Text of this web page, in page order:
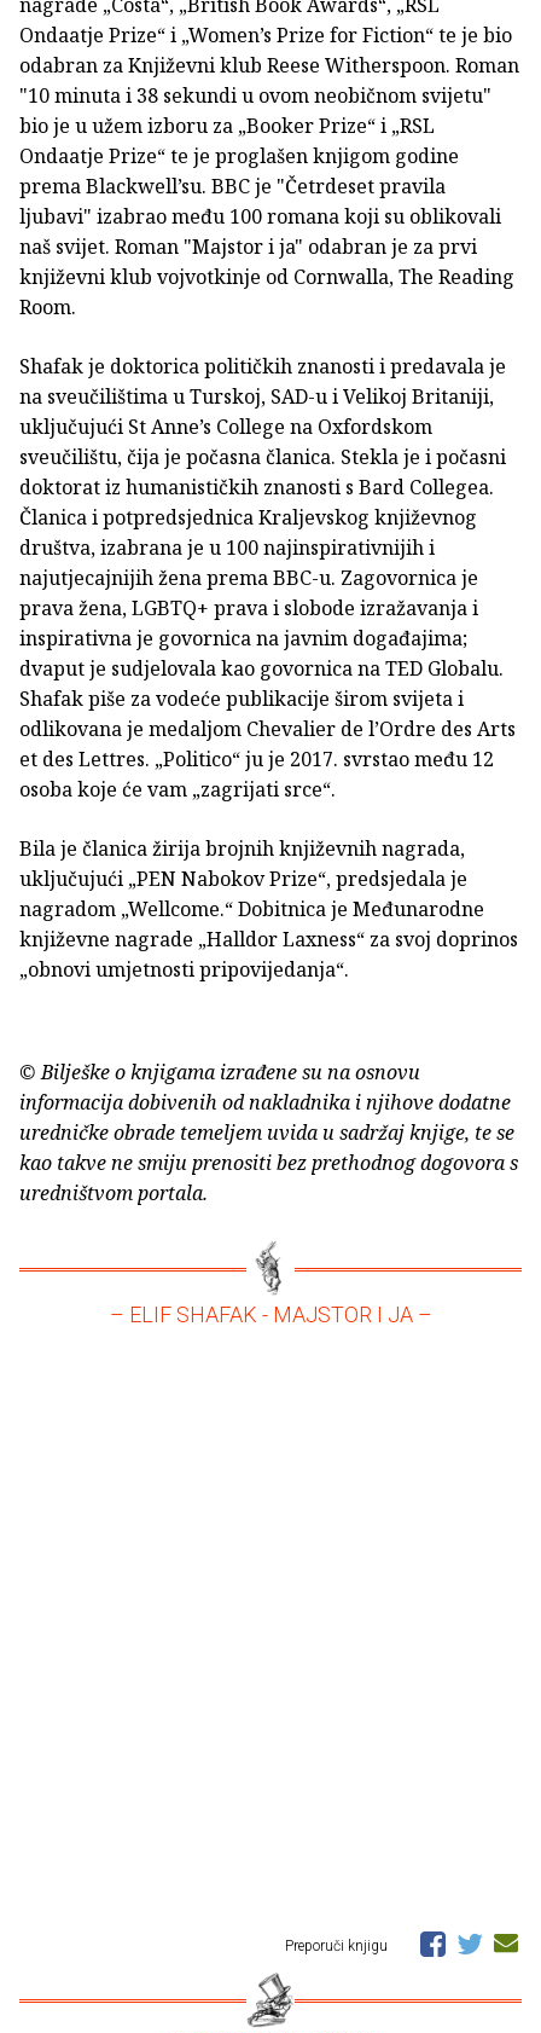
Ondaatje Prize“ i „Women’s Prize for Fiction“ te je bio
odabran za Književni klub Reese Witherspoon. Roman
"10 minuta i 38 sekundi u ovom neobičnom svijetu"
bio je u užem izboru za „Booker Prize“ i „RSL
Ondaatje Prize“ te je proglašen knjigom godine
prema Blackwell’su. BBC je "Četrdeset pravila
ljubavi" izabrao među 100 romana koji su oblikovali
naš svijet. Roman "Majstor i ja" odabran je za prvi
književni klub vojvotkinje od Cornwalla, The Reading
Room.
Shafak je doktorica političkih znanosti i predavala je
na sveučilištima u Turskoj, SAD-u i Velikoj Britaniji,
uključujući St Anne’s College na Oxfordskom
sveučilištu, čija je počasna članica. Stekla je i počasni
doktorat iz humanističkih znanosti s Bard Collegea.
Članica i potpredsjednica Kraljevskog književnog
društva, izabrana je u 100 najinspirativnijih i
najutjecajnijih žena prema BBC-u. Zagovornica je
prava žena, LGBTQ+ prava i slobode izražavanja i
inspirativna je govornica na javnim događajima;
dvaput je sudjelovala kao govornica na TED Globalu.
Shafak piše za vodeće publikacije širom svijeta i
odlikovana je medaljom Chevalier de l’Ordre des Arts
et des Lettres. „Politico“ ju je 2017. svrstao među 12
osoba koje će vam „zagrijati srce“.
Bila je članica žirija brojnih književnih nagrada,
uključujući „PEN Nabokov Prize“, predsjedala je
nagradom „Wellcome.“ Dobitnica je Međunarodne
književne nagrade „Halldor Laxness“ za svoj doprinos
„obnovi umjetnosti pripovijedanja“.
© Bilješke o knjigama izrađene su na osnovu
informacija dobivenih od nakladnika i njihove dodatne
uredničke obrade temeljem uvida u sadržaj knjige, te se
kao takve ne smiju prenositi bez prethodnog dogovora s
uredništvom portala.
– ELIF SHAFAK - MAJSTOR I JA –
Preporuči knjigu